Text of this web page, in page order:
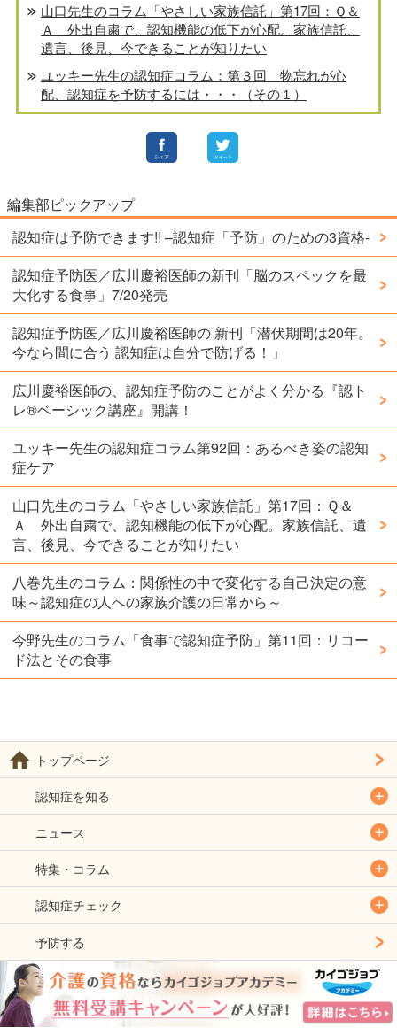
山口先生のコラム「やさしい家族信託」第17回：Ｑ＆
Ａ 外出自粛で、認知機能の低下が心配。家族信託、
遺言、後見、今できることが知りたい
ユッキー先生の認知症コラム：第３回 物忘れが心
配、認知症を予防するには・・・（その１）
編集部ピックアップ
認知症は予防できます!! –認知症「予防」のための3資格-
認知症予防医／広川慶裕医師の新刊「脳のスペックを最
大化する食事」7/20発売
認知症予防医／広川慶裕医師の 新刊「潜伏期間は20年。
今なら間に合う 認知症は自分で防げる！」
広川慶裕医師の、認知症予防のことがよく分かる『認ト
レ®️ベーシック講座』開講！
ユッキー先生の認知症コラム第92回：あるべき姿の認知
症ケア
山口先生のコラム「やさしい家族信託」第17回：Ｑ＆
Ａ 外出自粛で、認知機能の低下が心配。家族信託、遺
言、後見、今できることが知りたい
八巻先生のコラム：関係性の中で変化する自己決定の意
味～認知症の人への家族介護の日常から～
今野先生のコラム「食事で認知症予防」第11回：リコー
ド法とその食事
トップページ
認知症を知る
ニュース
特集・コラム
認知症チェック
予防する